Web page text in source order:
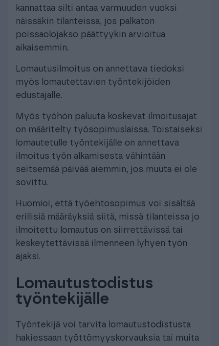
kannattaa silti antaa varmuuden vuoksi
näissäkin tilanteissa, jos palkaton
poissaolojakso päättyykin arvioitua
aikaisemmin.
Lomautusilmoitus on annettava tiedoksi
myös lomautettavien työntekijöiden
edustajalle.
Myös työhön paluuta koskevat ilmoitusajat
on määritelty työsopimuslaissa. Toistaiseksi
lomautetulle työntekijälle on annettava
ilmoitus työn alkamisesta vähintään
seitsemää päivää aiemmin, jos muuta ei ole
sovittu.
Huomioi, että työehtosopimus voi sisältää
erillisiä määräyksiä siitä, missä tilanteissa jo
ilmoitettu lomautus on siirrettävissä tai
keskeytettävissä ilmenneen lyhyen työn
ajaksi.
Lomautustodistus
työntekijälle
Työntekijä voi tarvita lomautustodistusta
hakiessaan työttömyyskorvauksia tai muita